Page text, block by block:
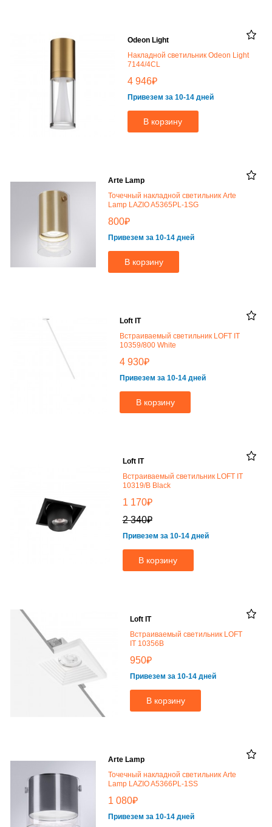
Odeon Light
Накладной светильник Odeon Light
7144/4CL
4 946₽
Привезем за 10-14 дней
В корзину
Arte Lamp
Точечный накладной светильник Arte
Lamp LAZIO A5365PL-1SG
800₽
Привезем за 10-14 дней
В корзину
Loft IT
Встраиваемый светильник LOFT IT
10359/800 White
4 930₽
Привезем за 10-14 дней
В корзину
Loft IT
Встраиваемый светильник LOFT IT
10319/B Black
1 170₽
2 340₽
Привезем за 10-14 дней
В корзину
Loft IT
Встраиваемый светильник LOFT
IT 10356B
950₽
Привезем за 10-14 дней
В корзину
Arte Lamp
Точечный накладной светильник Arte
Lamp LAZIO A5366PL-1SS
1 080₽
Привезем за 10-14 дней